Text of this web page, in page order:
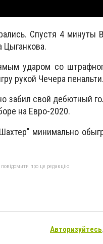
Спустя 4 минуты
Цыганкова.
ударом со
рукой Чечера пенальти.
забил свой дебютный
на Евро-2020.
минимально
про це редакцію
Авторизуйтесь